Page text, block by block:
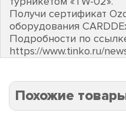
Получи сертификат
оборудования
Подробности по
https://www.tinko.ru/
Похожие